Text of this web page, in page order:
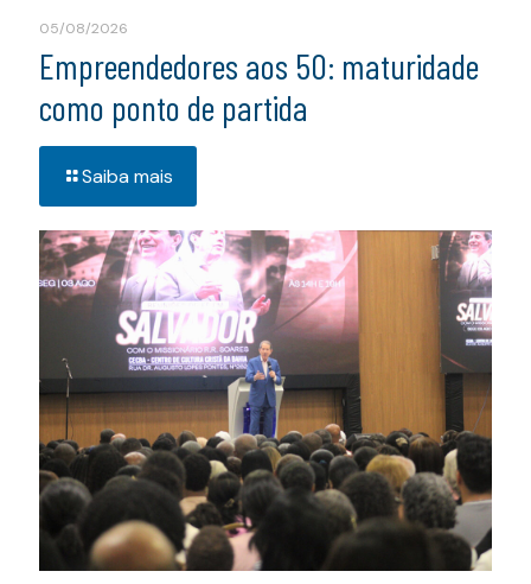
05/08/2026
Empreendedores aos 50: maturidade
como ponto de partida
Saiba mais